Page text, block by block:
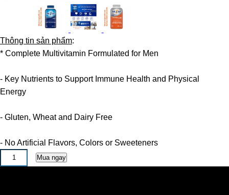
Thông tin sản phẩm:
* Complete Multivitamin Formulated for Men
- Key Nutrients to Support Immune Health and Physical
Energy
- Gluten, Wheat and Dairy Free
- No Artificial Flavors, Colors or Sweeteners